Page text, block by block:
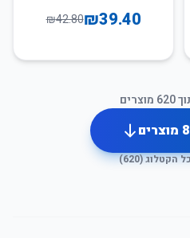
₪39.40
₪42.80
620 מוצרים
8 מוצרים
הקטלוג (620
)